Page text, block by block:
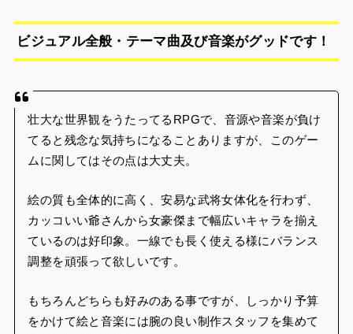
ビジュアル全般・テーマ曲及び音楽がグッドです！
壮大な世界観をうたってるRPGで、音源や音楽が負け
てると残念な気持ちになることありますが、このゲー
ムに関してはその点は大丈夫。
絵の質も全体的に高く、安易な武将女体化を行わず、
カッコいい爺さんから女豪傑まで幅広いキャラを揃え
ているのは好印象。一線でも長く使える様にバランス
調整を頑張って欲しいです。
もちろんどちらも好みのある事ですが、しっかり予算
をかけて絵と音楽には腕の良い制作スタッフを集めて